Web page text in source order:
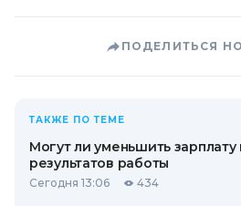
ПОДЕЛИТЬСЯ
ТАКЖЕ ПО ТЕМЕ
Могут ли уменьшить зарплату
результатов работы
Сегодня 13:06 434